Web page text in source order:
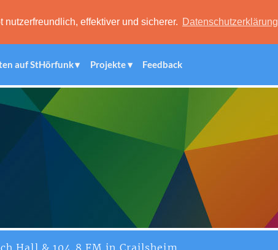
effektiver und sicherer. Datenschutzerklärung
auf StHörfunk Projekte Feedback